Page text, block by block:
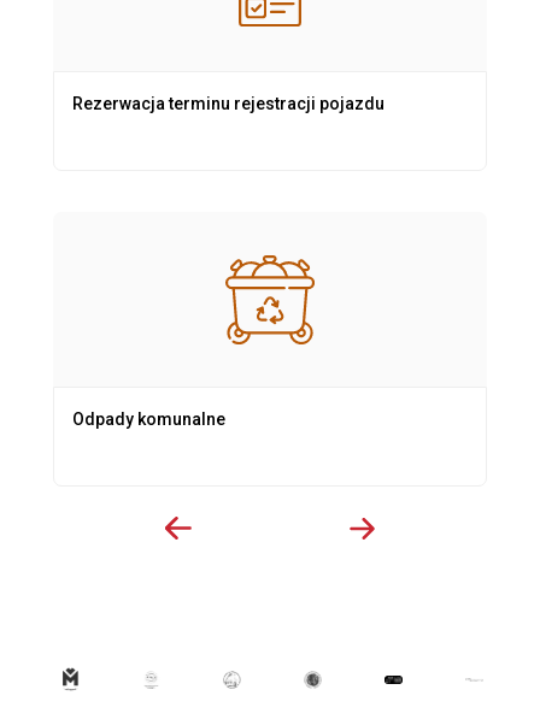
Rezerwacja terminu rejestracji pojazdu
Odpady komunalne